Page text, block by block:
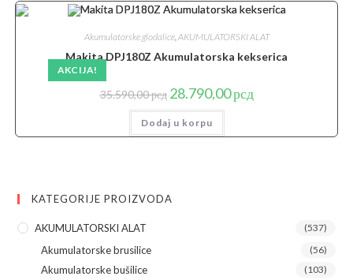
AKCIJA!
Akumulatorske glodalice, AKUMULATORSKI ALAT
Makita DPJ180Z Akumulatorska kekserica
35.590,00рсд Originalna
cena
je
bila:
35.590,00 рсд.
28.790,00рсдTrenutna
cena
Dodaj u korpu
KATEGORIJE PROIZVODA
AKUMULATORSKI ALAT (537)
Akumulatorske brusilice (56)
Akumulatorske bušilice (103)